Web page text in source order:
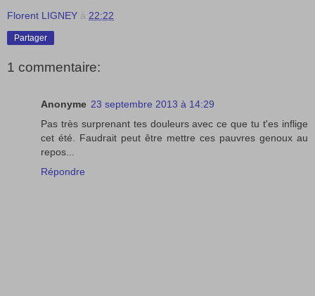
Florent LIGNEY à 22:22
Partager
1 commentaire:
Anonyme 23 septembre 2013 à 14:29
Pas très surprenant tes douleurs avec ce que tu t'es inflige
cet été. Faudrait peut être mettre ces pauvres genoux au
repos...
Répondre